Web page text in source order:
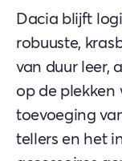
Dacia blijft
robuuste,
van duur leer,
op de plekken
toevoeging
tellers en het